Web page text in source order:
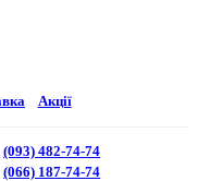
Акції
(093) 482-74-74
(066) 187-74-74